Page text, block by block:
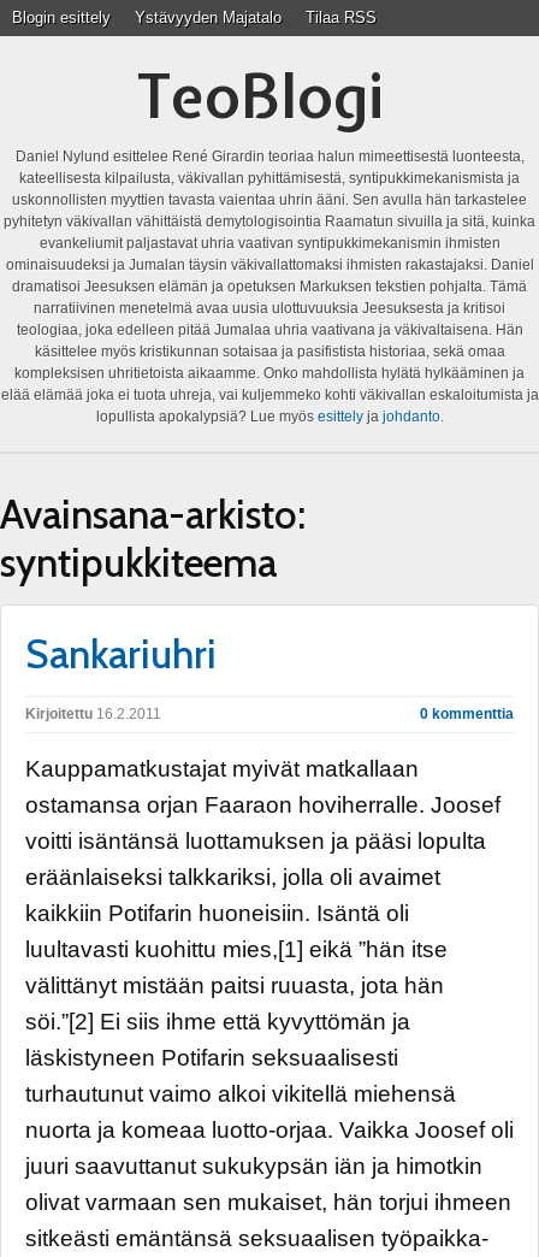
Blogin esittely Ystävyyden Majatalo Tilaa RSS
TeoBlogi
Daniel Nylund esittelee René Girardin teoriaa halun mimeettisestä luonteesta,
kateellisesta kilpailusta, väkivallan pyhittämisestä, syntipukkimekanismista ja
uskonnollisten myyttien tavasta vaientaa uhrin ääni. Sen avulla hän tarkastelee
pyhitetyn väkivallan vähittäistä demytologisointia Raamatun sivuilla ja sitä, kuinka
evankeliumit paljastavat uhria vaativan syntipukkimekanismin ihmisten
ominaisuudeksi ja Jumalan täysin väkivallattomaksi ihmisten rakastajaksi. Daniel
dramatisoi Jeesuksen elämän ja opetuksen Markuksen tekstien pohjalta. Tämä
narratiivinen menetelmä avaa uusia ulottuvuuksia Jeesuksesta ja kritisoi
teologiaa, joka edelleen pitää Jumalaa uhria vaativana ja väkivaltaisena. Hän
käsittelee myös kristikunnan sotaisaa ja pasifistista historiaa, sekä omaa
kompleksisen uhritietoista aikaamme. Onko mahdollista hylätä hylkääminen ja
elää elämää joka ei tuota uhreja, vai kuljemmeko kohti väkivallan eskaloitumista ja
lopullista apokalypsiä? Lue myös esittelyja johdanto.
Avainsana-arkisto:
syntipukkiteema
Sankariuhri
Kirjoitettu 16.2.2011 0 kommenttia
Kauppamatkustajat myivät matkallaan
ostamansa orjan Faaraon hoviherralle. Joosef
voitti isäntänsä luottamuksen ja pääsi lopulta
eräänlaiseksi talkkariksi, jolla oli avaimet
kaikkiin Potifarin huoneisiin. Isäntä oli
luultavasti kuohittu mies,[1] eikä ”hän itse
välittänyt mistään paitsi ruuasta, jota hän
söi.”[2] Ei siis ihme että kyvyttömän ja
läskistyneen Potifarin seksuaalisesti
turhautunut vaimo alkoi vikitellä miehensä
nuorta ja komeaa luotto-orjaa. Vaikka Joosef oli
juuri saavuttanut sukukypsän iän ja himotkin
olivat varmaan sen mukaiset, hän torjui ihmeen
sitkeästi emäntänsä seksuaalisen työpaikka-